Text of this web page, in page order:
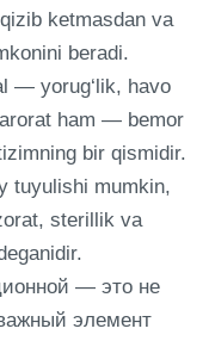
ketmasdan va
beradi.
— yorug‘lik, havo
ham — bemor
bir qismidir.
tuyulishi mumkin,
sterillik va
— это не
элемент